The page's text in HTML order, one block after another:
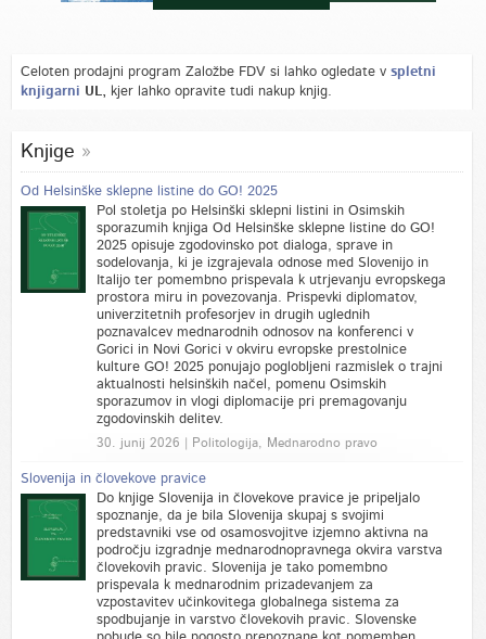
Celoten prodajni program Založbe FDV si lahko ogledate v spletni
knjigarni UL, kjer lahko opravite tudi nakup knjig.
Knjige
Od Helsinške sklepne listine do GO! 2025
Pol stoletja po Helsinški sklepni listini in Osimskih
sporazumih knjiga Od Helsinške sklepne listine do GO!
2025 opisuje zgodovinsko pot dialoga, sprave in
sodelovanja, ki je izgrajevala odnose med Slovenijo in
Italijo ter pomembno prispevala k utrjevanju evropskega
prostora miru in povezovanja. Prispevki diplomatov,
univerzitetnih profesorjev in drugih uglednih
poznavalcev mednarodnih odnosov na konferenci v
Gorici in Novi Gorici v okviru evropske prestolnice
kulture GO! 2025 ponujajo poglobljeni razmislek o trajni
aktualnosti helsinških načel, pomenu Osimskih
sporazumov in vlogi diplomacije pri premagovanju
zgodovinskih delitev.
30. junij 2026 | Politologija, Mednarodno pravo
Slovenija in človekove pravice
Do knjige Slovenija in človekove pravice je pripeljalo
spoznanje, da je bila Slovenija skupaj s svojimi
predstavniki vse od osamosvojitve izjemno aktivna na
področju izgradnje mednarodnopravnega okvira varstva
človekovih pravic. Slovenija je tako pomembno
prispevala k mednarodnim prizadevanjem za
vzpostavitev učinkovitega globalnega sistema za
spodbujanje in varstvo človekovih pravic. Slovenske